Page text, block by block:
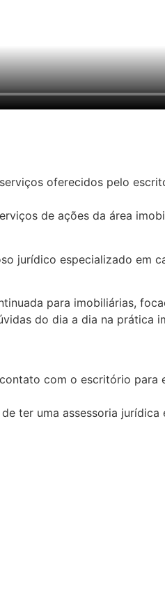
oferecidos pelo
de ações da área
jurídico especializado em
para imobiliárias,
do dia a dia na prática
com o escritório para
ter uma assessoria